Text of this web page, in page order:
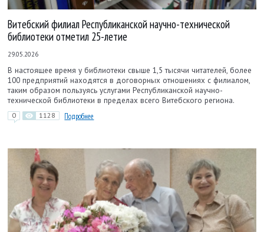
Витебский филиал Республиканской научно-технической
библиотеки отметил 25-летие
29.05.2026
В настоящее время у библиотеки свыше 1,5 тысячи читателей, более
100 предприятий находятся в договорных отношениях с филиалом,
таким образом пользуясь услугами Республиканской научно-
технической библиотеки в пределах всего Витебского региона.
0 1128 Подробнее